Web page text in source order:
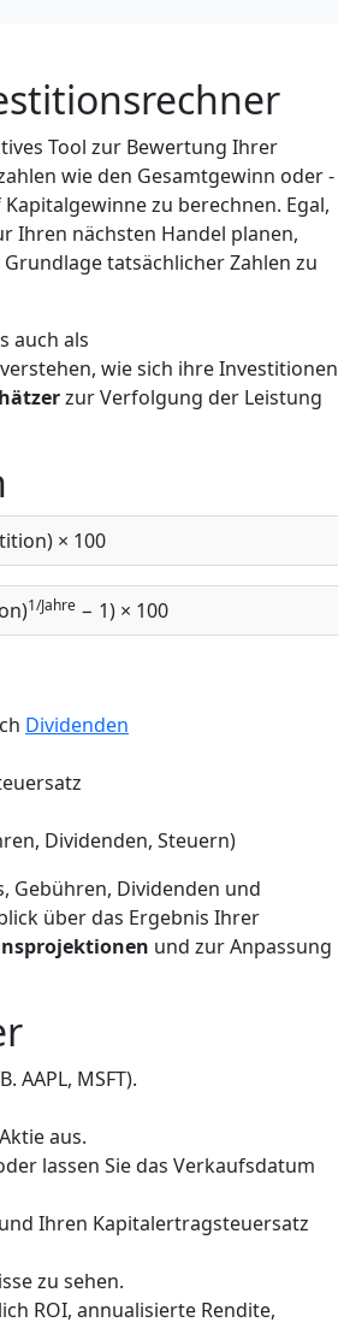
Tool zur Bewertung Ihrer
wie den Gesamtgewinn oder -
zu berechnen. Egal,
Ihren nächsten Handel planen,
tatsächlicher Zahlen zu
auch als
wie sich ihre Investitionen
zur Verfolgung der Leistung
× 100
1/Jahre − 1) × 100
Dividenden
Dividenden, Steuern)
Gebühren, Dividenden und
über das Ergebnis Ihrer
und zur Anpassung
AAPL, MSFT).
aus.
lassen Sie das Verkaufsdatum
Ihren Kapitalertragsteuersatz
zu sehen.
ROI, annualisierte Rendite,